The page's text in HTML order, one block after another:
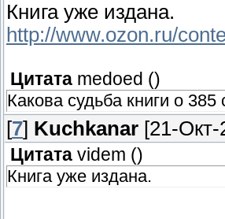
Книга уже издана.
http://www.ozon.ru/
Цитата medoed ()
Какова судьба книги о
[7] Kuchkanar [21-Окт-
Цитата videm ()
Книга уже издана.